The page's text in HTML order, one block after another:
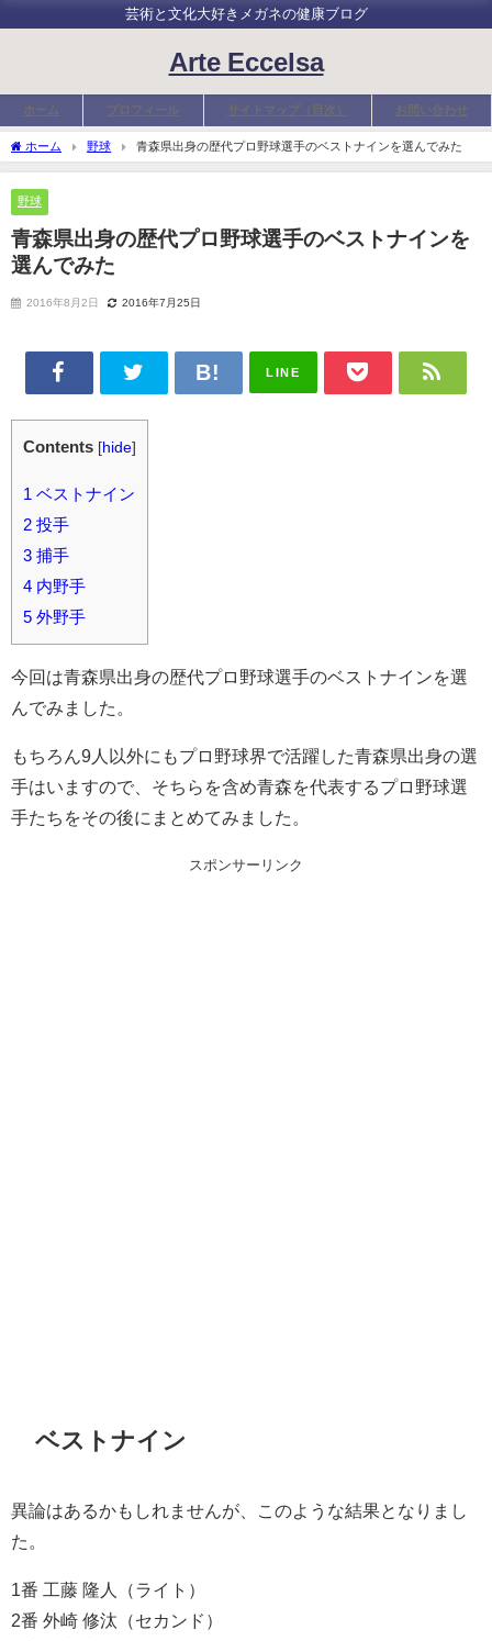
芸術と文化大好きメガネの健康ブログ
Arte Eccelsa
ホーム プロフィール サイトマップ（目次） お問い合わせ
ホーム 野球 青森県出身の歴代プロ野球選手のベストナインを選んでみた
野球
青森県出身の歴代プロ野球選手のベストナインを
選んでみた
2016年8月2日 2016年7月25日
LINE
Contents [hide]
1 ベストナイン
2 投手
3 捕手
4 内野手
5 外野手
今回は青森県出身の歴代プロ野球選手のベストナインを選
んでみました。
もちろん9人以外にもプロ野球界で活躍した青森県出身の選
手はいますので、そちらを含め青森を代表するプロ野球選
手たちをその後にまとめてみました。
スポンサーリンク
ベストナイン
異論はあるかもしれませんが、このような結果となりまし
た。
1番 工藤 隆人（ライト）
2番 外崎 修汰（セカンド）